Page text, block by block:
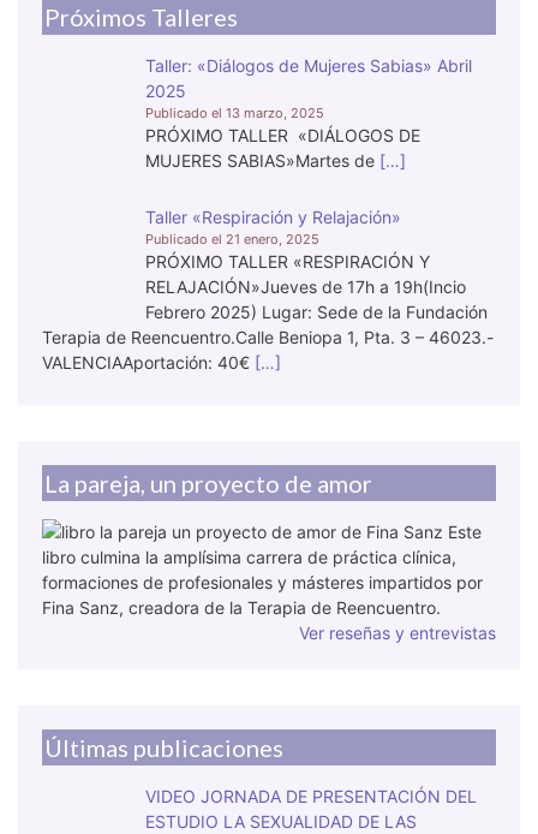
Próximos Talleres
Taller: «Diálogos de Mujeres Sabias» Abril
2025
13 marzo, 2025
PRÓXIMO TALLER «DIÁLOGOS DE
MUJERES SABIAS»Martes de […]
Taller «Respiración y Relajación»
21 enero, 2025
PRÓXIMO TALLER «RESPIRACIÓN Y
RELAJACIÓN»Jueves de 17h a 19h(Incio
Febrero 2025) Lugar: Sede de la Fundación
Terapia de Reencuentro.Calle Beniopa 1, Pta. 3 – 46023.-
VALENCIAAportación: 40€ […]
La pareja, un proyecto de amor
Este
libro culmina la amplísima carrera de práctica clínica,
formaciones de profesionales y másteres impartidos por
Fina Sanz, creadora de la Terapia de Reencuentro.
Ver reseñas y entrevistas
Últimas publicaciones
VIDEO JORNADA DE PRESENTACIÓN DEL
ESTUDIO LA SEXUALIDAD DE LAS